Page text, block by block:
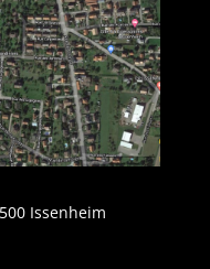
Issenheim